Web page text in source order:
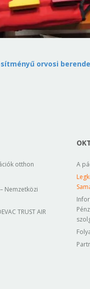
orvosi
otthon
Nemzetközi
TRUST AIR
A